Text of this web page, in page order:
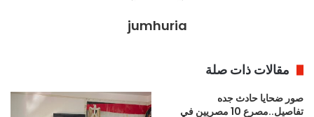
jumhuria
مقالات ذات صلة
صور ضحايا حادث جده
تفاصيل..مصرع 10 مصريين في